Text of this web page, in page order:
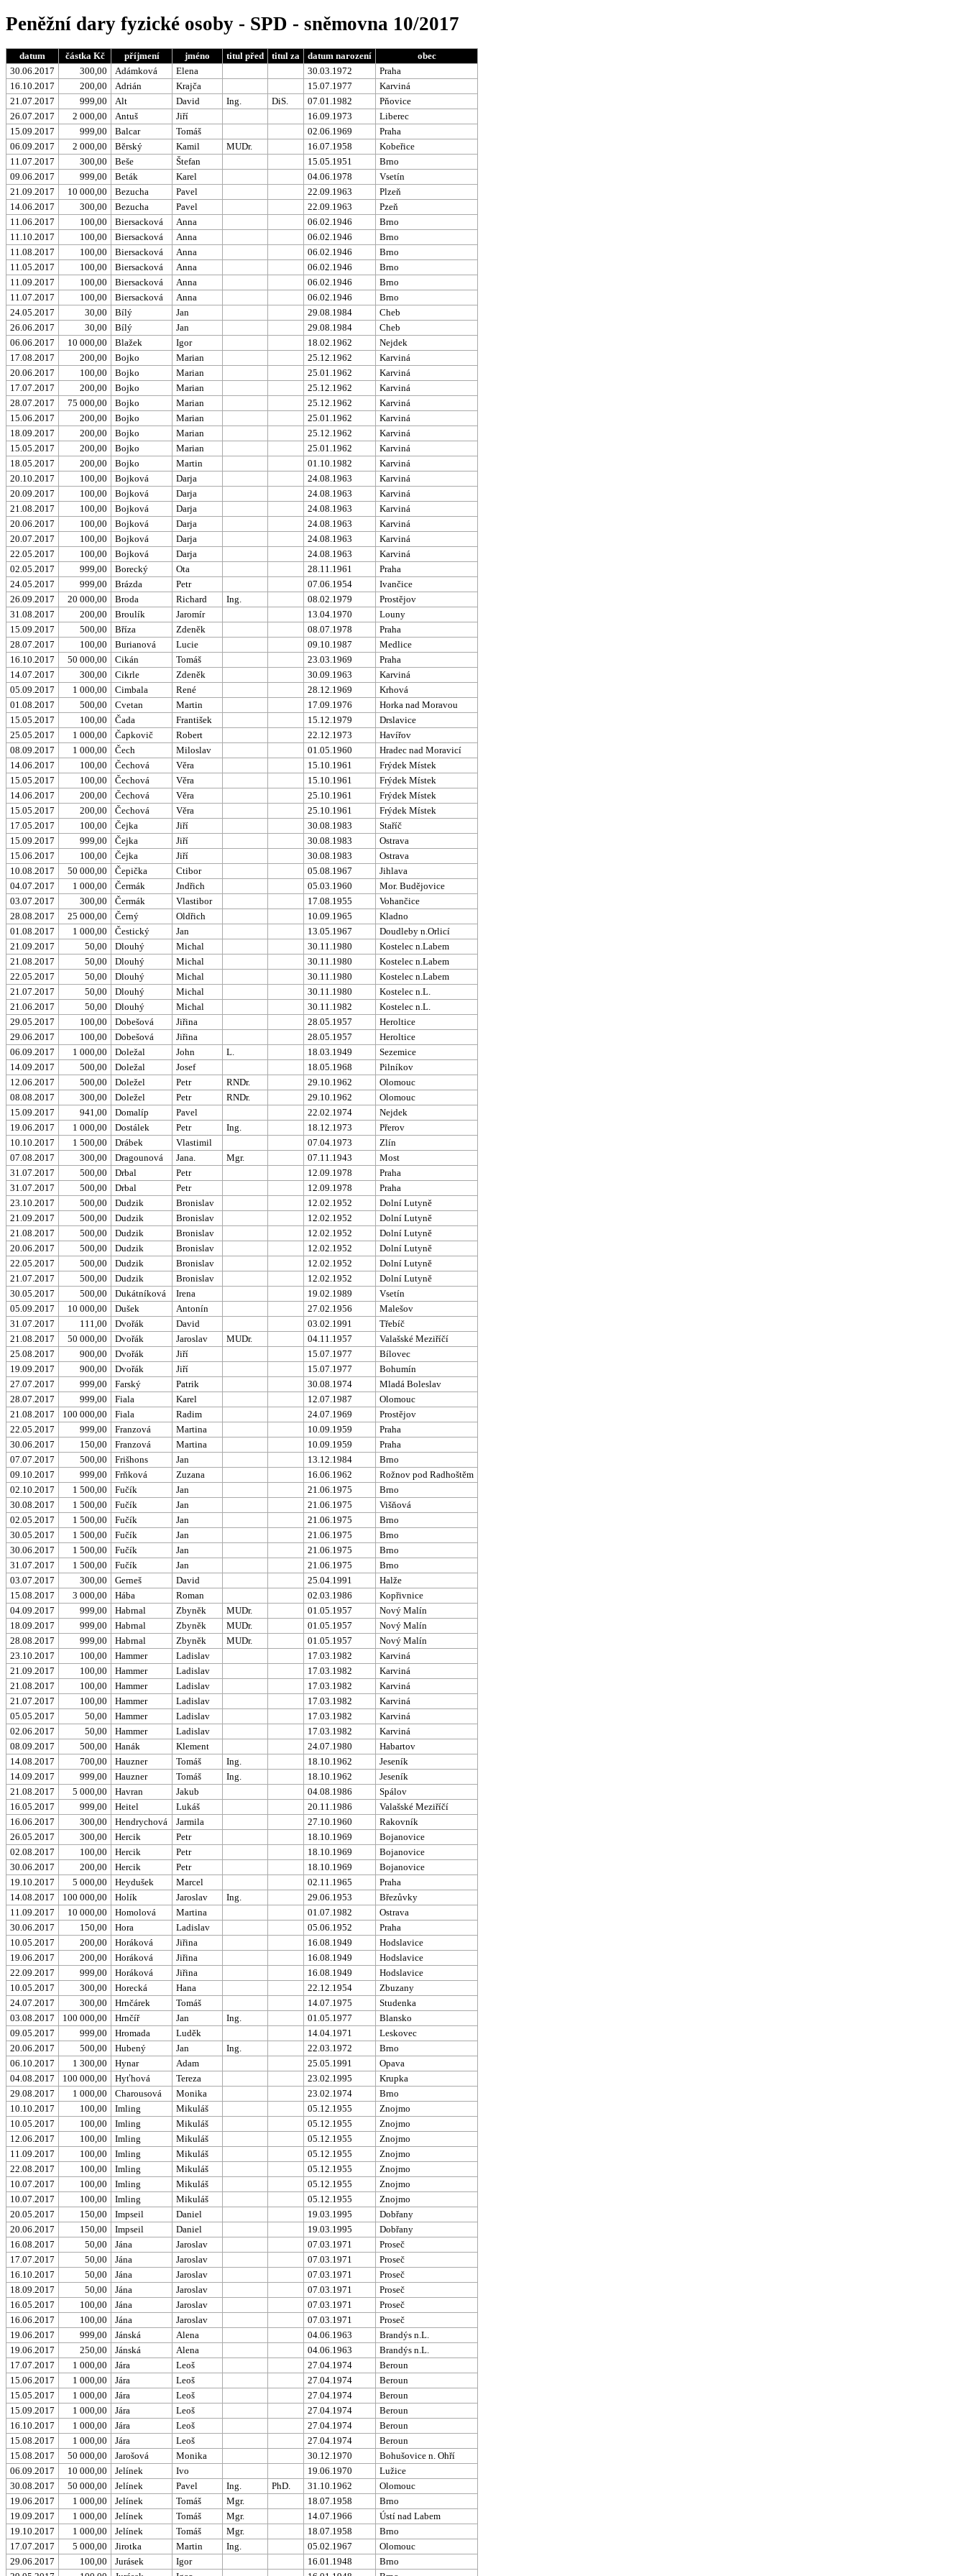
Peněžní dary fyzické osoby - SPD - sněmovna 10/2017
datum částka Kč příjmení jméno titul před titul za datum narození
obec
30.06.2017
300,00 Adámková Elena 30.03.1972
Praha
16.10.2017
200,00 Adrián Krajča 15.07.1977
Karviná
21.07.2017
999,00 Alt David Ing. DiS. 07.01.1982
Pňovice
26.07.2017
2 000,00 Antuš Jiří 16.09.1973
Liberec
15.09.2017
999,00 Balcar Tomáš 02.06.1969
Praha
06.09.2017
2 000,00 Běrský Kamil MUDr. 16.07.1958
Kobeřice
11.07.2017
300,00 Beše Štefan 15.05.1951
Brno
09.06.2017
999,00 Beták Karel 04.06.1978
Vsetín
21.09.2017
10 000,00 Bezucha Pavel 22.09.1963
Plzeň
14.06.2017
300,00 Bezucha Pavel 22.09.1963
Pzeň
11.06.2017
100,00 Biersacková Anna 06.02.1946
Brno
11.10.2017
100,00 Biersacková Anna 06.02.1946
Brno
11.08.2017
100,00 Biersacková Anna 06.02.1946
Brno
11.05.2017
100,00 Biersacková Anna 06.02.1946
Brno
11.09.2017
100,00 Biersacková Anna 06.02.1946
Brno
11.07.2017
100,00 Biersacková Anna 06.02.1946
Brno
24.05.2017
30,00 Bílý Jan 29.08.1984
Cheb
26.06.2017
30,00 Bílý Jan 29.08.1984
Cheb
06.06.2017
10 000,00 Blažek Igor 18.02.1962
Nejdek
17.08.2017
200,00 Bojko Marian 25.12.1962
Karviná
20.06.2017
100,00 Bojko Marian 25.01.1962
Karviná
17.07.2017
200,00 Bojko Marian 25.12.1962
Karviná
28.07.2017
75 000,00 Bojko Marian 25.12.1962
Karviná
15.06.2017
200,00 Bojko Marian 25.01.1962
Karviná
18.09.2017
200,00 Bojko Marian 25.12.1962
Karviná
15.05.2017
200,00 Bojko Marian 25.01.1962
Karviná
18.05.2017
200,00 Bojko Martin 01.10.1982
Karviná
20.10.2017
100,00 Bojková Darja 24.08.1963
Karviná
20.09.2017
100,00 Bojková Darja 24.08.1963
Karviná
21.08.2017
100,00 Bojková Darja 24.08.1963
Karviná
20.06.2017
100,00 Bojková Darja 24.08.1963
Karviná
20.07.2017
100,00 Bojková Darja 24.08.1963
Karviná
22.05.2017
100,00 Bojková Darja 24.08.1963
Karviná
02.05.2017
999,00 Borecký Ota 28.11.1961
Praha
24.05.2017
999,00 Brázda Petr 07.06.1954
Ivančice
26.09.2017
20 000,00 Broda Richard Ing. 08.02.1979
Prostějov
31.08.2017
200,00 Broulík Jaromír 13.04.1970
Louny
15.09.2017
500,00 Bříza Zdeněk 08.07.1978
Praha
28.07.2017
100,00 Burianová Lucie 09.10.1987
Medlice
16.10.2017
50 000,00 Cikán Tomáš 23.03.1969
Praha
14.07.2017
300,00 Cikrle Zdeněk 30.09.1963
Karviná
05.09.2017
1 000,00 Cimbala René 28.12.1969
Krhová
01.08.2017
500,00 Cvetan Martin 17.09.1976
Horka nad Moravou
15.05.2017
100,00 Čada František 15.12.1979
Drslavice
25.05.2017
1 000,00 Čapkovič Robert 22.12.1973
Havířov
08.09.2017
1 000,00 Čech Miloslav 01.05.1960
Hradec nad Moravicí
14.06.2017
100,00 Čechová Věra 15.10.1961
Frýdek Místek
15.05.2017
100,00 Čechová Věra 15.10.1961
Frýdek Místek
14.06.2017
200,00 Čechová Věra 25.10.1961
Frýdek Místek
15.05.2017
200,00 Čechová Věra 25.10.1961
Frýdek Místek
17.05.2017
100,00 Čejka Jiří 30.08.1983
Staříč
15.09.2017
999,00 Čejka Jiří 30.08.1983
Ostrava
15.06.2017
100,00 Čejka Jiří 30.08.1983
Ostrava
10.08.2017
50 000,00 Čepička Ctibor 05.08.1967
Jihlava
04.07.2017
1 000,00 Čermák Jndřich 05.03.1960
Mor. Budějovice
03.07.2017
300,00 Čermák Vlastibor 17.08.1955
Vohančice
28.08.2017
25 000,00 Černý Oldřich 10.09.1965
Kladno
01.08.2017
1 000,00 Čestický Jan 13.05.1967
Doudleby n.Orlicí
21.09.2017
50,00 Dlouhý Michal 30.11.1980
Kostelec n.Labem
21.08.2017
50,00 Dlouhý Michal 30.11.1980
Kostelec n.Labem
22.05.2017
50,00 Dlouhý Michal 30.11.1980
Kostelec n.Labem
21.07.2017
50,00 Dlouhý Michal 30.11.1980
Kostelec n.L.
21.06.2017
50,00 Dlouhý Michal 30.11.1982
Kostelec n.L.
29.05.2017
100,00 Dobešová Jiřina 28.05.1957
Heroltice
29.06.2017
100,00 Dobešová Jiřina 28.05.1957
Heroltice
06.09.2017
1 000,00 Doležal John L. 18.03.1949
Sezemice
14.09.2017
500,00 Doležal Josef 18.05.1968
Pilníkov
12.06.2017
500,00 Doležel Petr RNDr. 29.10.1962
Olomouc
08.08.2017
300,00 Doležel Petr RNDr. 29.10.1962
Olomouc
15.09.2017
941,00 Domalíp Pavel 22.02.1974
Nejdek
19.06.2017
1 000,00 Dostálek Petr Ing. 18.12.1973
Přerov
10.10.2017
1 500,00 Drábek Vlastimil 07.04.1973
Zlín
07.08.2017
300,00 Dragounová Jana. Mgr. 07.11.1943
Most
31.07.2017
500,00 Drbal Petr 12.09.1978
Praha
31.07.2017
500,00 Drbal Petr 12.09.1978
Praha
23.10.2017
500,00 Dudzik Bronislav 12.02.1952
Dolní Lutyně
21.09.2017
500,00 Dudzik Bronislav 12.02.1952
Dolní Lutyně
21.08.2017
500,00 Dudzik Bronislav 12.02.1952
Dolní Lutyně
20.06.2017
500,00 Dudzik Bronislav 12.02.1952
Dolní Lutyně
22.05.2017
500,00 Dudzik Bronislav 12.02.1952
Dolní Lutyně
21.07.2017
500,00 Dudzik Bronislav 12.02.1952
Dolní Lutyně
30.05.2017
500,00 Dukátníková Irena 19.02.1989
Vsetín
05.09.2017
10 000,00 Dušek Antonín 27.02.1956
Malešov
31.07.2017
111,00 Dvořák David 03.02.1991
Třebíč
21.08.2017
50 000,00 Dvořák Jaroslav MUDr. 04.11.1957
Valašské Meziříčí
25.08.2017
900,00 Dvořák Jiří 15.07.1977
Bílovec
19.09.2017
900,00 Dvořák Jiří 15.07.1977
Bohumín
27.07.2017
999,00 Farský Patrik 30.08.1974
Mladá Boleslav
28.07.2017
999,00 Fiala Karel 12.07.1987
Olomouc
21.08.2017
100 000,00 Fiala Radim 24.07.1969
Prostějov
22.05.2017
999,00 Franzová Martina 10.09.1959
Praha
30.06.2017
150,00 Franzová Martina 10.09.1959
Praha
07.07.2017
500,00 Frišhons Jan 13.12.1984
Brno
09.10.2017
999,00 Frňková Zuzana 16.06.1962
Rožnov pod Radhoštěm
02.10.2017
1 500,00 Fučík Jan 21.06.1975
Brno
30.08.2017
1 500,00 Fučík Jan 21.06.1975
Višňová
02.05.2017
1 500,00 Fučík Jan 21.06.1975
Brno
30.05.2017
1 500,00 Fučík Jan 21.06.1975
Brno
30.06.2017
1 500,00 Fučík Jan 21.06.1975
Brno
31.07.2017
1 500,00 Fučík Jan 21.06.1975
Brno
03.07.2017
300,00 Gerneš David 25.04.1991
Halže
15.08.2017
3 000,00 Hába Roman 02.03.1986
Kopřivnice
04.09.2017
999,00 Habrnal Zbyněk MUDr. 01.05.1957
Nový Malín
18.09.2017
999,00 Habrnal Zbyněk MUDr. 01.05.1957
Nový Malín
28.08.2017
999,00 Habrnal Zbyněk MUDr. 01.05.1957
Nový Malín
23.10.2017
100,00 Hammer Ladislav 17.03.1982
Karviná
21.09.2017
100,00 Hammer Ladislav 17.03.1982
Karviná
21.08.2017
100,00 Hammer Ladislav 17.03.1982
Karviná
21.07.2017
100,00 Hammer Ladislav 17.03.1982
Karviná
05.05.2017
50,00 Hammer Ladislav 17.03.1982
Karviná
02.06.2017
50,00 Hammer Ladislav 17.03.1982
Karviná
08.09.2017
500,00 Hanák Klement 24.07.1980
Habartov
14.08.2017
700,00 Hauzner Tomáš Ing. 18.10.1962
Jeseník
14.09.2017
999,00 Hauzner Tomáš Ing. 18.10.1962
Jeseník
21.08.2017
5 000,00 Havran Jakub 04.08.1986
Spálov
16.05.2017
999,00 Heitel Lukáš 20.11.1986
Valašské Meziříčí
16.06.2017
300,00 Hendrychová Jarmila 27.10.1960
Rakovník
26.05.2017
300,00 Hercik Petr 18.10.1969
Bojanovice
02.08.2017
100,00 Hercik Petr 18.10.1969
Bojanovice
30.06.2017
200,00 Hercik Petr 18.10.1969
Bojanovice
19.10.2017
5 000,00 Heydušek Marcel 02.11.1965
Praha
14.08.2017
100 000,00 Holík Jaroslav Ing. 29.06.1953
Březůvky
11.09.2017
10 000,00 Homolová Martina 01.07.1982
Ostrava
30.06.2017
150,00 Hora Ladislav 05.06.1952
Praha
10.05.2017
200,00 Horáková Jiřina 16.08.1949
Hodslavice
19.06.2017
200,00 Horáková Jiřina 16.08.1949
Hodslavice
22.09.2017
999,00 Horáková Jiřina 16.08.1949
Hodslavice
10.05.2017
300,00 Horecká Hana 22.12.1954
Zbuzany
24.07.2017
300,00 Hrnčárek Tomáš 14.07.1975
Studenka
03.08.2017
100 000,00 Hrnčíř Jan Ing. 01.05.1977
Blansko
09.05.2017
999,00 Hromada Luděk 14.04.1971
Leskovec
20.06.2017
500,00 Hubený Jan Ing. 22.03.1972
Brno
06.10.2017
1 300,00 Hynar Adam 25.05.1991
Opava
04.08.2017
100 000,00 Hyťhová Tereza 23.02.1995
Krupka
29.08.2017
1 000,00 Charousová Monika 23.02.1974
Brno
10.10.2017
100,00 Imling Mikuláš 05.12.1955
Znojmo
10.05.2017
100,00 Imling Mikuláš 05.12.1955
Znojmo
12.06.2017
100,00 Imling Mikuláš 05.12.1955
Znojmo
11.09.2017
100,00 Imling Mikuláš 05.12.1955
Znojmo
22.08.2017
100,00 Imling Mikuláš 05.12.1955
Znojmo
10.07.2017
100,00 Imling Mikuláš 05.12.1955
Znojmo
10.07.2017
100,00 Imling Mikuláš 05.12.1955
Znojmo
20.05.2017
150,00 Impseil Daniel 19.03.1995
Dobřany
20.06.2017
150,00 Impseil Daniel 19.03.1995
Dobřany
16.08.2017
50,00 Jána Jaroslav 07.03.1971
Proseč
17.07.2017
50,00 Jána Jaroslav 07.03.1971
Proseč
16.10.2017
50,00 Jána Jaroslav 07.03.1971
Proseč
18.09.2017
50,00 Jána Jaroslav 07.03.1971
Proseč
16.05.2017
100,00 Jána Jaroslav 07.03.1971
Proseč
16.06.2017
100,00 Jána Jaroslav 07.03.1971
Proseč
19.06.2017
999,00 Jánská Alena 04.06.1963
Brandýs n.L.
19.06.2017
250,00 Jánská Alena 04.06.1963
Brandýs n.L.
17.07.2017
1 000,00 Jára Leoš 27.04.1974
Beroun
15.06.2017
1 000,00 Jára Leoš 27.04.1974
Beroun
15.05.2017
1 000,00 Jára Leoš 27.04.1974
Beroun
15.09.2017
1 000,00 Jára Leoš 27.04.1974
Beroun
16.10.2017
1 000,00 Jára Leoš 27.04.1974
Beroun
15.08.2017
1 000,00 Jára Leoš 27.04.1974
Beroun
15.08.2017
50 000,00 Jarošová Monika 30.12.1970
Bohušovice n. Ohří
06.09.2017
10 000,00 Jelínek Ivo 19.06.1970
Lužice
30.08.2017
50 000,00 Jelínek Pavel Ing. PhD. 31.10.1962
Olomouc
19.06.2017
1 000,00 Jelínek Tomáš Mgr. 18.07.1958
Brno
19.09.2017
1 000,00 Jelínek Tomáš Mgr. 14.07.1966
Ústí nad Labem
19.10.2017
1 000,00 Jelínek Tomáš Mgr. 18.07.1958
Brno
17.07.2017
5 000,00 Jirotka Martin Ing. 05.02.1967
Olomouc
29.06.2017
100,00 Jurásek Igor 16.01.1948
Brno